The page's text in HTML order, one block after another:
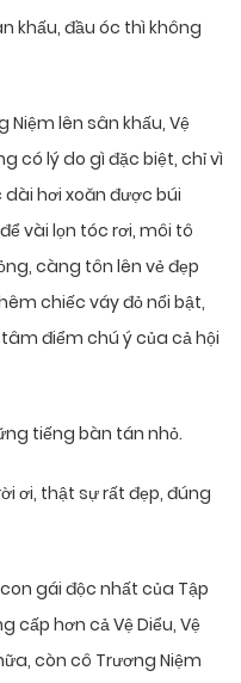
khấu, đầu óc thì không
lên sân khấu, Vệ
có lý do gì đặc biệt, chỉ vì
hơi xoăn được búi
vài lọn tóc rơi, môi tô
càng tôn lên vẻ đẹp
chiếc váy đỏ nổi bật,
điểm chú ý của cả hội
tiếng bàn tán nhỏ.
ơi, thật sự rất đẹp, đúng
gái độc nhất của Tập
cấp hơn cả Vệ Diểu, Vệ
còn cô Trương Niệm